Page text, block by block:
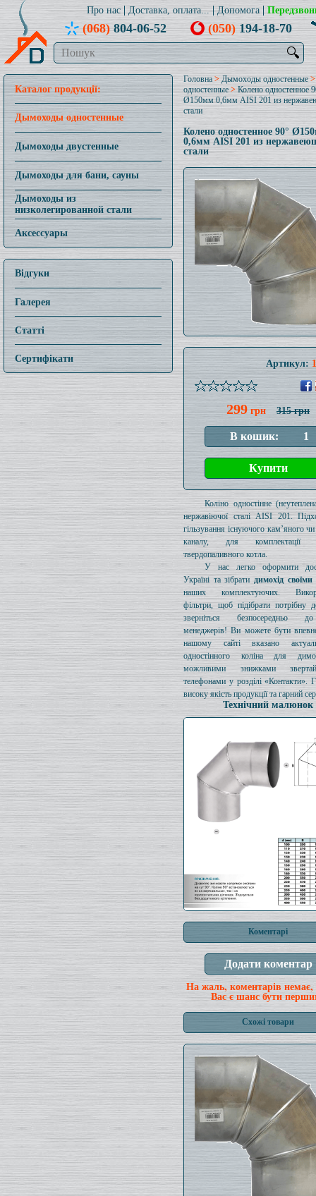
Про нас Доставка, оплата... Допомога
(068)804-06-52 (050)194-18-70
🔍
Каталог продукції:
Дымоходы одностенные
Дымоходы двустенные
Дымоходы для бани, сауны
Дымоходы из
низколегированной стали
Аксессуары
Відгуки
Галерея
Статті
Сертифікати
Головна > Дымоходы одностенные
одностенные >Колено одностенное
Ø150мм 0,6мм AISI 201 из
стали
Колено одностенное 90°
0,6мм AISI 201 из
стали
Артикул:
299 грн 315 грн
Коліно одностінне
нержавіючої сталі AISI 201.
гільзування існуючого кам’яного
каналу, для комплектації
твердопаливного котла.
У нас легко оформити
Україні та зібрати димохід
наших комплектуючих.
фільтри, щоб підібрати потрібну
зверніться безпосередньо
менеджерів! Ви можете бути
нашому сайті вказано
одностінного коліна для
можливими знижками
телефонами у розділі «Контакти».
високу якість продукції та гарний
Технічний малюнок
Коментарі
На жаль, коментарів немає,
Вас є шанс бути
Схожі товари